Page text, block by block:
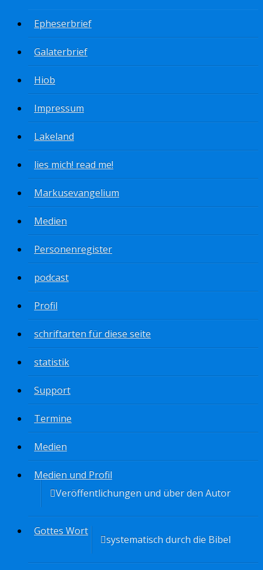
Epheserbrief
Galaterbrief
Hiob
Impressum
Lakeland
lies mich! read me!
Markusevangelium
Medien
Personenregister
podcast
Profil
schriftarten für diese seite
statistik
Support
Termine
Medien
Medien und Profil
Veröffentlichungen und über den Autor
Gottes Wort
systematisch durch die Bibel